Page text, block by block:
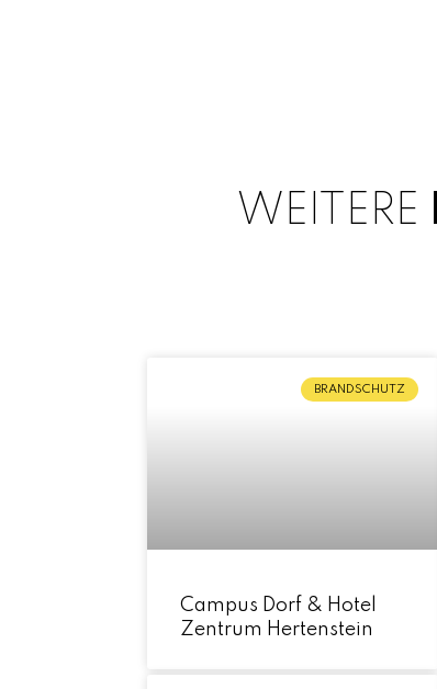
WEITERE
BRANDSCHUTZ
Campus Dorf & Hotel
Zentrum Hertenstein